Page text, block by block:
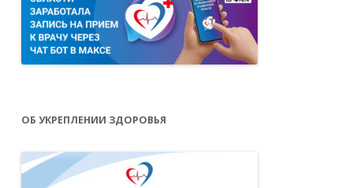
ОБ УКРЕПЛЕНИИ ЗДОРОВЬЯ